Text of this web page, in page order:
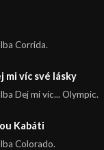
Corrida.
mi víc své lásky
Dej mi víc... Olympic.
Kabáti
Colorado.